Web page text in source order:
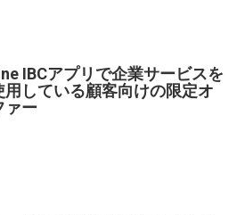
IBCアプリで企業サービスを
用している顧客向けの限定オ
ァー